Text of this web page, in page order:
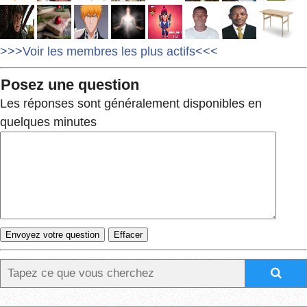
>>>Voir les membres les plus actifs<<<
Posez une question
Les réponses sont généralement disponibles en
quelques minutes